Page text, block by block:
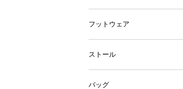
フットウェア
ストール
バッグ